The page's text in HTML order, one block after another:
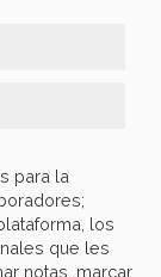
para la
los
que les
notas, marcar